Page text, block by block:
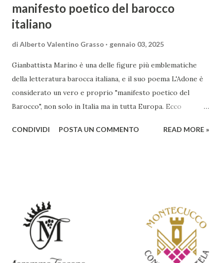
manifesto poetico del barocco
italiano
di Alberto Valentino Grasso gennaio 03, 2025
Gianbattista Marino è una delle figure più emblematiche
della letteratura barocca italiana, e il suo poema L'Adone è
considerato un vero e proprio "manifesto poetico del
Barocco", non solo in Italia ma in tutta Europa. Ecco
rendono un'opera fondamentale per il periodo. Marino fu
abbracciando invece i principi del Barocco: l'arte come
meraviglia, l'ostentazione della tecnica e la ricerca del
sorprendente. Marino visse in un'epoca di grandi
cambiamenti culturali e sociali, e la sua opera riflette questa
complessità. L'Adone è un poema epico-mitologico in 20
CONDIVIDI POSTA UN COMMENTO READ MORE »